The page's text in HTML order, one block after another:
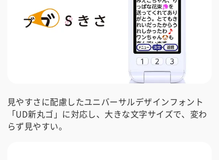
見やすさに配慮したユニバーサルデザインフォント
「UD新丸ゴ」に対応し、大きな文字サイズで、変わ
らず見やすい。